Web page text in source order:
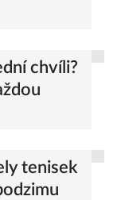
chvíli?
tenisek